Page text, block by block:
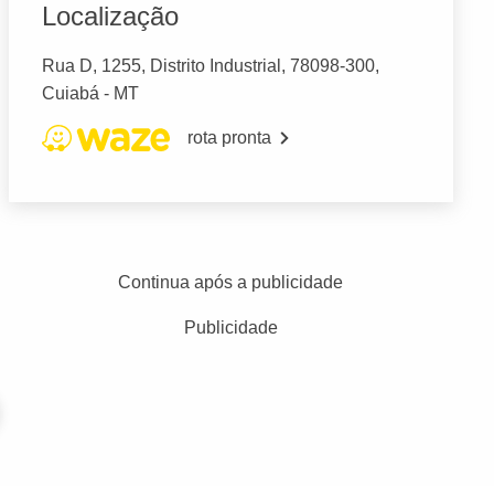
Localização
Rua D, 1255, Distrito Industrial, 78098-300,
Cuiabá - MT
rota pronta
Continua após a publicidade
Publicidade